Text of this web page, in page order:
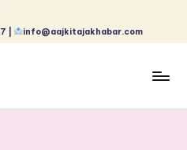
| info@aajkitajakhabar.com